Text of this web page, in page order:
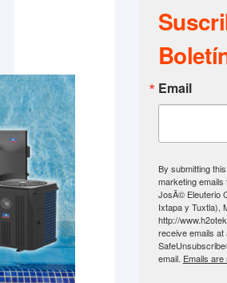
Email
By submitting
marketing emails
JosÃ© Eleuterio
Ixtapa y Tuxtla),
http://
receive emails at
email. Emails